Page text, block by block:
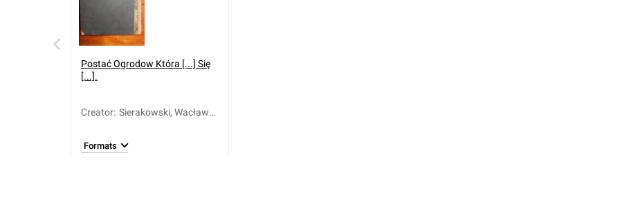
Postać Ogrodow Która [...] Się
[...].
Creator: Sierakowski, Wacław
Formats